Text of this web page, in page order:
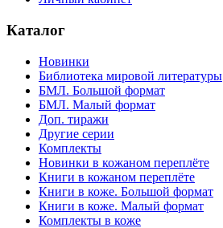
Каталог
Новинки
Библиотека мировой литературы
БМЛ. Большой формат
БМЛ. Малый формат
Доп. тиражи
Другие серии
Комплекты
Новинки в кожаном переплёте
Книги в кожаном переплёте
Книги в коже. Большой формат
Книги в коже. Малый формат
Комплекты в коже